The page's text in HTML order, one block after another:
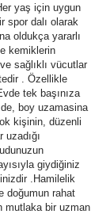
yaş için uygun
spor dalı olarak
oldukça yararlı
kemiklerin
sağlıklı vücutlar
. Özellikle
tek başınıza
boy uzamasina
kişinin, düzenli
giydiğiniz
.Hamilelik
doğumun rahat
mutlaka bir uzman